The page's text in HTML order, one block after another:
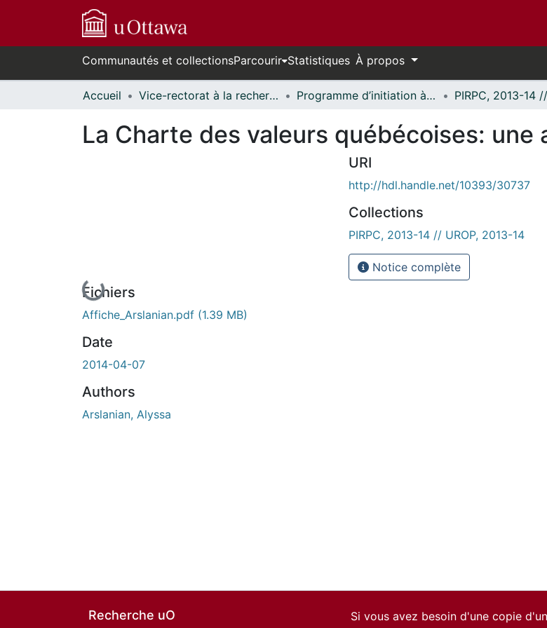
Communautés et collectionsParcourir Statistiques À propos
Accueil Vice-rectorat à la recherche // Office of the V-P, Research Programme d’initiation à la recherche au premier cycle (PIRPC) // Undergraduate Research Opportunity Program (UROP)
La Charte des valeurs québécoises:
En cours de chargement...
Fichiers
Affiche_Arslanian.pdf (1.39 MB)
Date
2014-04-07
Authors
Arslanian, Alyssa
URI
http://hdl.handle.net/10393/30737
Collections
PIRPC, 2013-14 // UROP, 2013-14
Notice complète
Recherche uO
Si vous avez besoin d'une copie